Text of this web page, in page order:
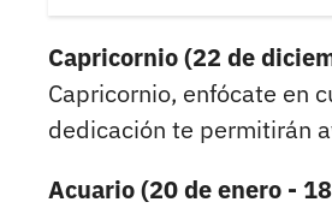
Capricornio (22 de
Capricornio, enfócate en
dedicación te permitirán
Acuario (20 de enero -